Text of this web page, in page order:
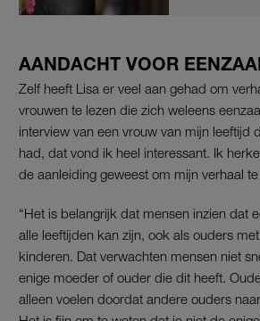
AANDACHT VOOR
Zelf heeft Lisa er veel aan gehad om
vrouwen te lezen die zich weleens
interview van een vrouw van mijn leeftijd
had, dat vond ik heel interessant. Ik
de aanleiding geweest om mijn verhaal te
“Het is belangrijk dat mensen inzien dat
alle leeftijden kan zijn, ook als ouders
kinderen. Dat verwachten mensen niet
enige moeder of ouder die dit heeft.
alleen voelen doordat andere ouders